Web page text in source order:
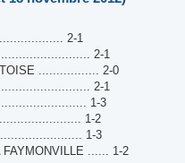
2-1
2-1
................. 2-0
2-1
1-3
1-2
1-3
...... 1-2